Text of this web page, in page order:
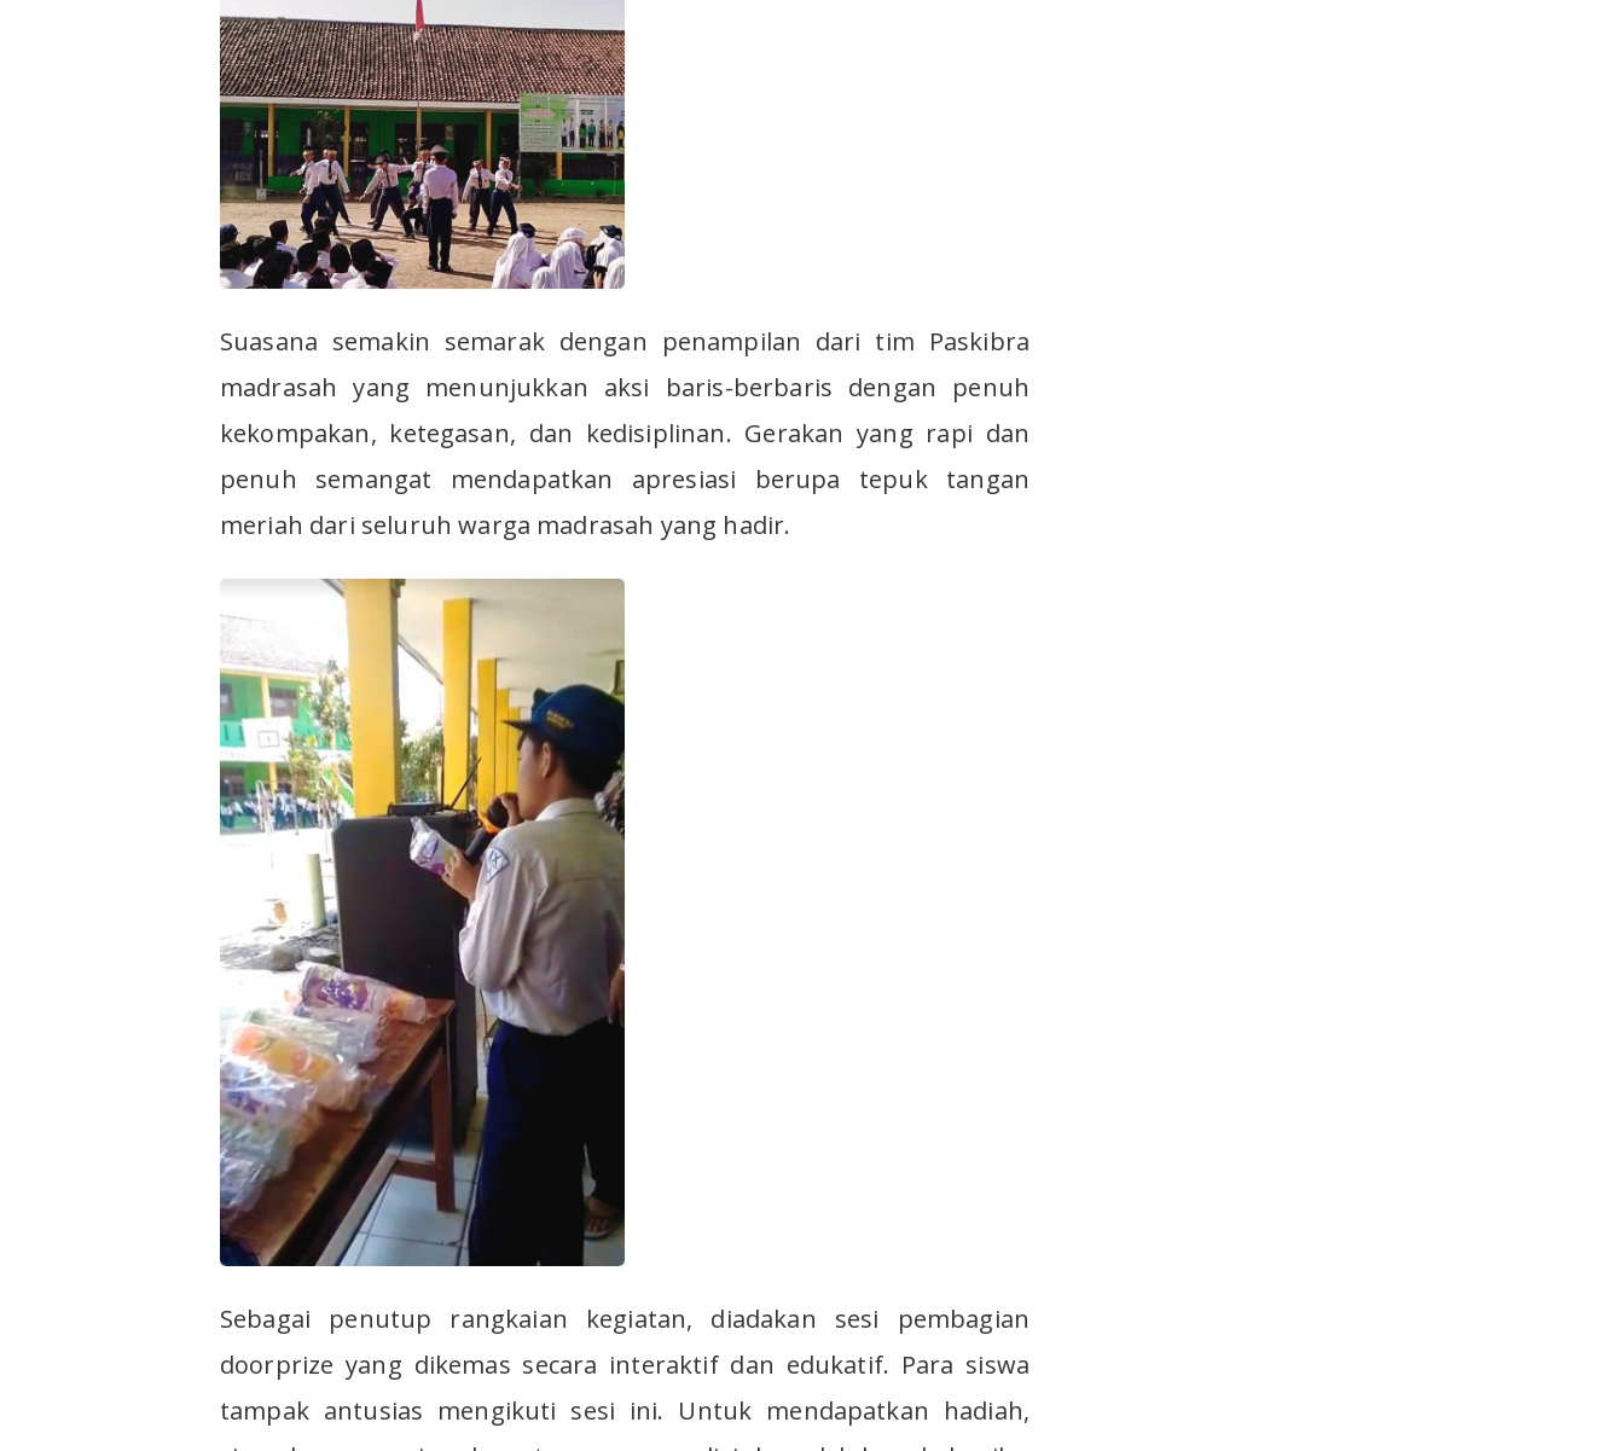
Suasana semakin semarak dengan penampilan dari tim Paskibra
madrasah yang menunjukkan aksi baris-berbaris dengan penuh
kekompakan, ketegasan, dan kedisiplinan. Gerakan yang rapi dan
penuh semangat mendapatkan apresiasi berupa tepuk tangan
meriah dari seluruh warga madrasah yang hadir.
Sebagai penutup rangkaian kegiatan, diadakan sesi pembagian
doorprize yang dikemas secara interaktif dan edukatif. Para siswa
tampak antusias mengikuti sesi ini. Untuk mendapatkan hadiah,